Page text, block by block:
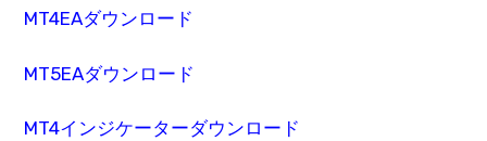
MT4EAダウンロード
MT5EAダウンロード
MT4インジケーターダウンロード